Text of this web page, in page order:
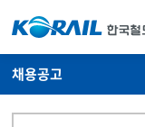
채용공고